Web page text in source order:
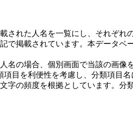
載された人名を一覧にし、それぞれ
で掲載されています。本データ
名の場合、個別画面で当該の画像
項目を利便性を考慮し、分類項目
字の頻度を根拠としています。分